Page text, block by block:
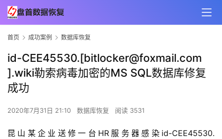
首页 成功案例 数据库恢复
id-CEE45530.[bitlocker@foxmail.com
].wiki勒索病毒加密的MS SQL数据库修复
成功
2020年7月31日 21:10 数据库恢复 阅读 3531
昆山某企业送修一台HR服务器感染id-CEE45530.